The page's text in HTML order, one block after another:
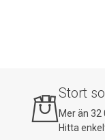
Stort
Mer än
Hitta